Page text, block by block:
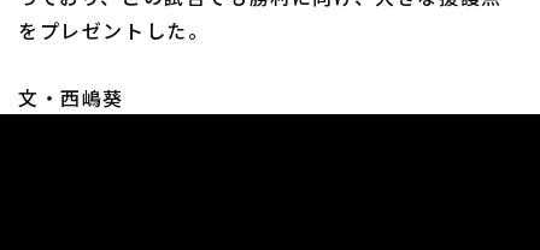
をプレゼントした。
文・西嶋葵